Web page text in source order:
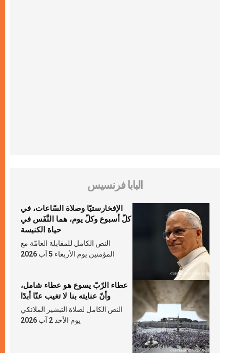
البابا فرنسيس
الإفخارستيّا وصلاة السّاعات، في
كلّ أسبوع وكلّ يوم، هما النَّفَس في
حياة الكنيسة
النص الكامل للمقابلة العامّة مع
المؤمنين يوم الأربعاء 5 آب 2026
عطاء الرّبّ يسوع هو عطاء شامل،
وأنّ عنايته بنا لا تغيب عنّا أبدًا
النص الكامل لصلاة التبشير الملائكي
يوم الأحد 2 آب 2026